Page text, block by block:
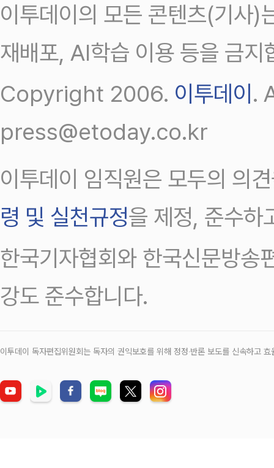
이투데이의 모든 콘텐츠(기사)
재배포, AI학습 이용 등을 금지
Copyright 2006. 이투데이.
press@etoday.co.kr
이투데이 임직원은 모두의 의
령 및 실천규정을 제정, 준수하
한국기자협회와 한국신문방송
강도 준수합니다.
이투데이 독자편집위원회는 독자의 권익보호를 위해 정정‧반론 보도를 신속하고